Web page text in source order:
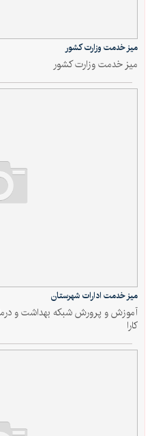
میز خدمت وزارت کشور
میز خدمت وزارت کشور
میز خدمت ادارات شهرستان
آموزش و پرورش شبکه بهداشت و
کارا